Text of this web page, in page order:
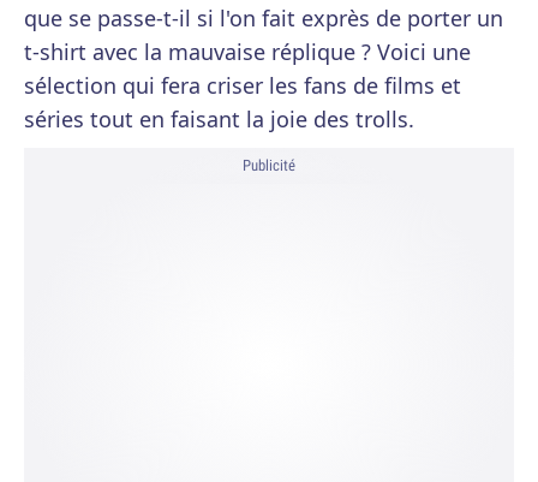
que se passe-t-il si l'on fait exprès de porter un
t-shirt avec la mauvaise réplique ? Voici une
sélection qui fera criser les fans de films et
séries tout en faisant la joie des trolls.
Publicité